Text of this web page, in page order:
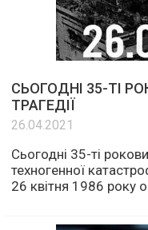
СЬОГОДНІ 35-ТІ
ТРАГЕДІЇ
26.04.2021
Сьогодні 35-ті
техногенної
26 квітня 1986 року